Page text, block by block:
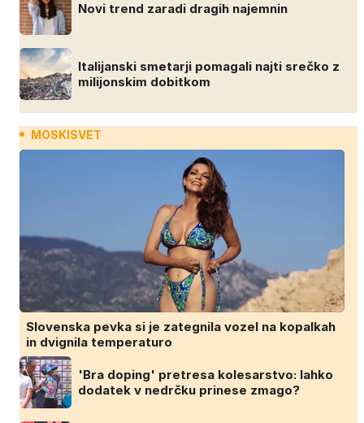
Novi trend zaradi dragih najemnin
Italijanski smetarji pomagali najti srečko z
milijonskim dobitkom
MOSKISVET
Slovenska pevka si je zategnila vozel na kopalkah
in dvignila temperaturo
'Bra doping' pretresa kolesarstvo: lahko
dodatek v nedrčku prinese zmago?